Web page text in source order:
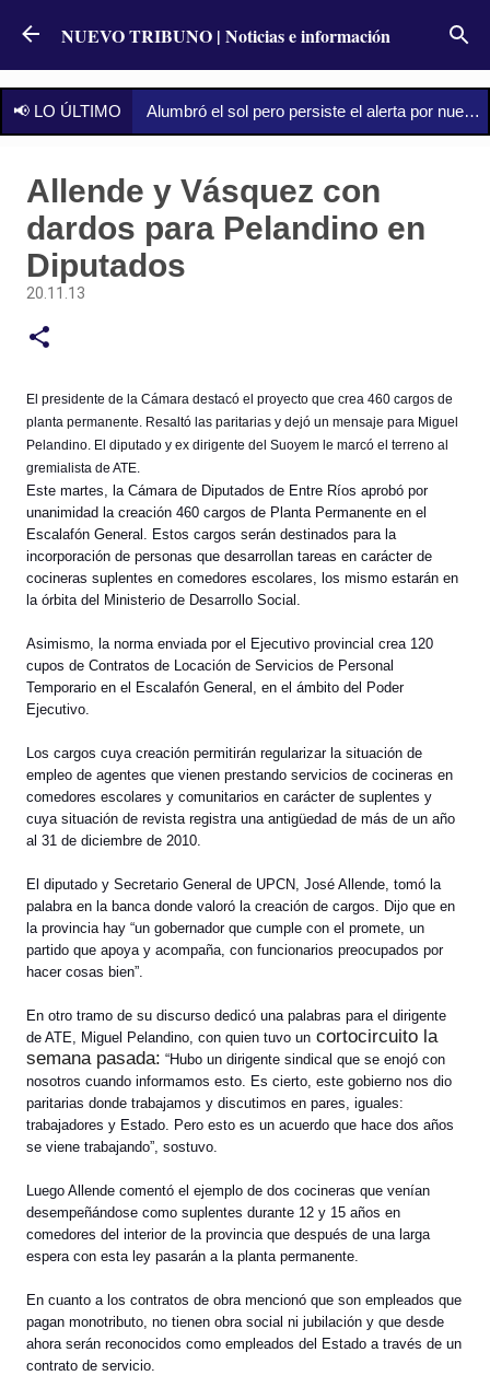
Ir al contenido principal
NUEVO TRIBUNO | Noticias e información
📢 LO ÚLTIMO Alumbró el sol pero persiste el alerta por nuevas tormentas: qué dice el pron
Allende y Vásquez con
dardos para Pelandino en
Diputados
20.11.13
El presidente de la Cámara destacó el proyecto que crea 460 cargos de
planta permanente. Resaltó las paritarias y dejó un mensaje para Miguel
Pelandino. El diputado y ex dirigente del Suoyem le marcó el terreno al
gremialista de ATE.
Este martes, la Cámara de Diputados de Entre Ríos aprobó por
unanimidad la creación 460 cargos de Planta Permanente en el
Escalafón General. Estos cargos serán destinados para la
incorporación de personas que desarrollan tareas en carácter de
cocineras suplentes en comedores escolares, los mismo estarán en
la órbita del Ministerio de Desarrollo Social.
Asimismo, la norma enviada por el Ejecutivo provincial crea 120
cupos de Contratos de Locación de Servicios de Personal
Temporario en el Escalafón General, en el ámbito del Poder
Ejecutivo.
Los cargos cuya creación permitirán regularizar la situación de
empleo de agentes que vienen prestando servicios de cocineras en
comedores escolares y comunitarios en carácter de suplentes y
cuya situación de revista registra una antigüedad de más de un año
al 31 de diciembre de 2010.
El diputado y Secretario General de UPCN, José Allende, tomó la
palabra en la banca donde valoró la creación de cargos. Dijo que en
la provincia hay “un gobernador que cumple con el promete, un
partido que apoya y acompaña, con funcionarios preocupados por
hacer cosas bien”.
En otro tramo de su discurso dedicó una palabras para el dirigente
de ATE, Miguel Pelandino, con quien tuvo un cortocircuito la
semana pasada: “Hubo un dirigente sindical que se enojó con
nosotros cuando informamos esto. Es cierto, este gobierno nos dio
paritarias donde trabajamos y discutimos en pares, iguales:
trabajadores y Estado. Pero esto es un acuerdo que hace dos años
se viene trabajando”, sostuvo.
Luego Allende comentó el ejemplo de dos cocineras que venían
desempeñándose como suplentes durante 12 y 15 años en
comedores del interior de la provincia que después de una larga
espera con esta ley pasarán a la planta permanente.
En cuanto a los contratos de obra mencionó que son empleados que
pagan monotributo, no tienen obra social ni jubilación y que desde
ahora serán reconocidos como empleados del Estado a través de un
contrato de servicio.